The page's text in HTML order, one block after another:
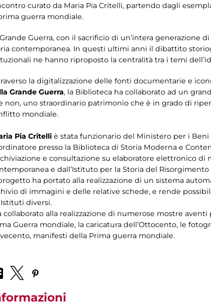
curato da Maria Pia Critelli, partendo dagli
guerra mondiale.
Guerra, con il sacrificio di un’intera
contemporanea. In questi ultimi anni il dibattito
ne hanno riproposto la centralità tra i temi
la digitalizzazione delle fonti documentarie e
Grande Guerra, la Biblioteca ha collaborato ad un
non, uno straordinario patrimonio che è in grado di
mondiale.
Pia Critelli è stata funzionario del Ministero per i
presso la Biblioteca di Storia Moderna e
e consultazione su elaboratore elettronico
e dall’Istituto per la Storia del Risorgimento
ha portato alla realizzazione di un sistema
di immagini e delle relative schede, e rende
diversi.
collaborato alla realizzazione di numerose mostre
Guerra mondiale, la caricatura dell’Ottocento, le
manifesti della Prima guerra mondiale.